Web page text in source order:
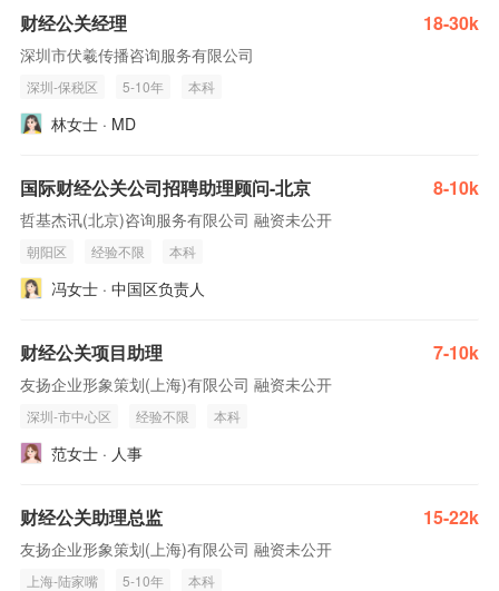
财经公关经理 18-30k
深圳市伏羲传播咨询服务有限公司
深圳-保税区 5-10年 本科
林女士 · MD
国际财经公关公司招聘助理顾问-北京 8-10k
哲基杰讯(北京)咨询服务有限公司 融资未公开
朝阳区 经验不限 本科
冯女士 · 中国区负责人
财经公关项目助理 7-10k
友扬企业形象策划(上海)有限公司 融资未公开
深圳-市中心区 经验不限 本科
范女士 · 人事
财经公关助理总监 15-22k
友扬企业形象策划(上海)有限公司 融资未公开
上海-陆家嘴 5-10年 本科